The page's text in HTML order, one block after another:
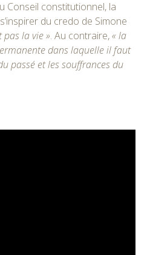
Conseil constitutionnel, la
du credo de Simone
la vie ». Au contraire,« la
dans laquelle il faut
passé et les souffrances du